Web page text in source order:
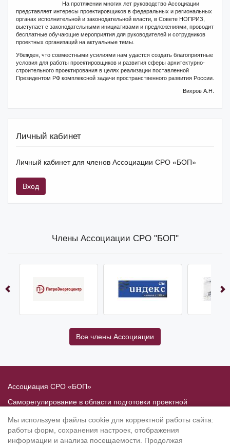
На протяжении многих лет руководство Ассоциации
представляет интересы проектировщиков в федеральных и региональных
органах исполнительной и законодательной власти, в Совете НОПРИЗ,
выступает с законодательными инициативами и предложениями, проводит
бесплатные обучающие мероприятия для руководителей и сотрудников
проектных организаций на актуальные темы.
Убежден, что совместными усилиями нам удастся создать благоприятные
условия для работы проектировщиков и развития сферы архитектурно-
строительного проектирования в целях реализации поставленной
Президентом РФ комплексной задачи пространственного развития России.
Вихров А.Н.
Личный кабинет
Личный кабинет для членов Ассоциации СРО «БОП»
Вход
Члены Ассоциации СРО "БОП"
Все члены Ассоциации
Ассоциация СРО «БОП»
Саморегулирование в области подготовки проектной
Политика в отношении обработки персональных данных
190020, Санкт-Петербург, Рижский пр. 3, литер Б
Мы используем файлы cookie для корректной работы сайта:
работы форм, сохранения настроек, отображения
информации и анализа посещаемости. Продолжая